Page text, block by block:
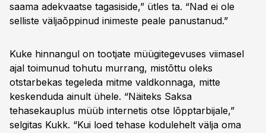
saama adekvaatse tagasiside,” ütles ta. “Nad ei ole
selliste väljaõppinud inimeste peale panustanud.”
Kuke hinnangul on tootjate müügitegevuses viimasel
ajal toimunud tohutu murrang, mistõttu oleks
otstarbekas tegeleda mitme valdkonnaga, mitte
keskenduda ainult ühele. “Näiteks Saksa
tehasekauplus müüb internetis otse lõpptarbijale,”
selgitas Kukk. “Kui loed tehase kodulehelt välja oma